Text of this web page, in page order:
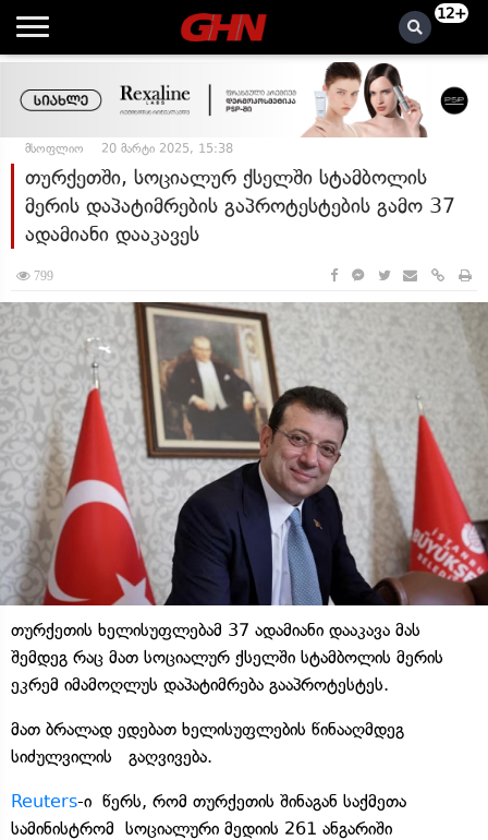
12+
მსოფლიო 20 მარტი 2025, 15:38
თურქეთში, სოციალურ ქსელში სტამბოლის
მერის დაპატიმრების გაპროტესტების გამო 37
ადამიანი დააკავეს
799
თურქეთის ხელისუფლებამ 37 ადამიანი დააკავა მას
შემდეგ რაც მათ სოციალურ ქსელში სტამბოლის მერის
ეკრემ იმამოღლუს დაპატიმრება გააპროტესტეს.
მათ ბრალად ედებათ ხელისუფლების წინააღმდეგ
სიძულვილის გაღვივება.
Reuters-ი წერს, რომ თურქეთის შინაგან საქმეთა
სამინისტრომ სოციალური მედიის 261 ანგარიში